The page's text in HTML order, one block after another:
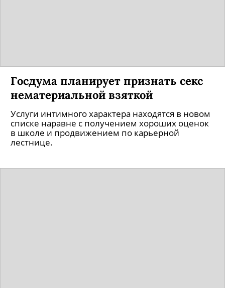
Госдума планирует признать секс
нематериальной взяткой
Услуги интимного характера находятся в новом
списке наравне с получением хороших оценок
в школе и продвижением по карьерной
лестнице.